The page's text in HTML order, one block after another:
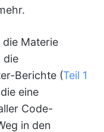
die Materie
die
Berichte (Teil 1
eine
Code-
in den